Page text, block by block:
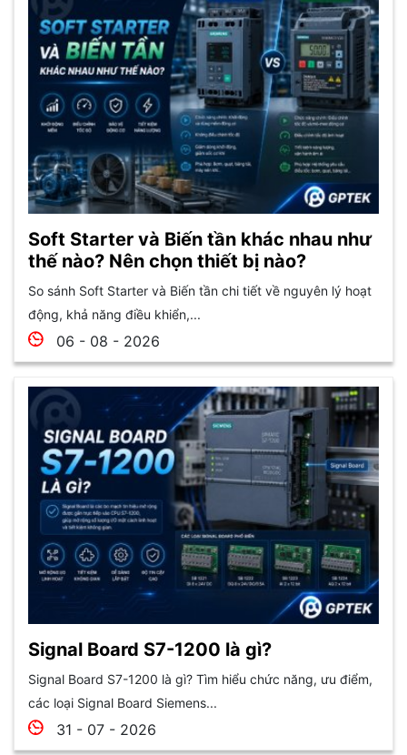
Soft Starter và Biến tần khác nhau như
thế nào? Nên chọn thiết bị nào?
So sánh Soft Starter và Biến tần chi tiết về nguyên lý hoạt
động, khả năng điều khiển,...
06 - 08 - 2026
Signal Board S7-1200 là gì?
Signal Board S7-1200 là gì? Tìm hiểu chức năng, ưu điểm,
các loại Signal Board Siemens...
31 - 07 - 2026